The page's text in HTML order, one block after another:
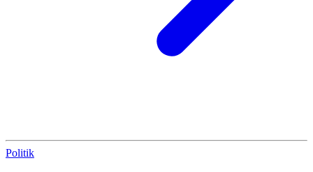
Politik